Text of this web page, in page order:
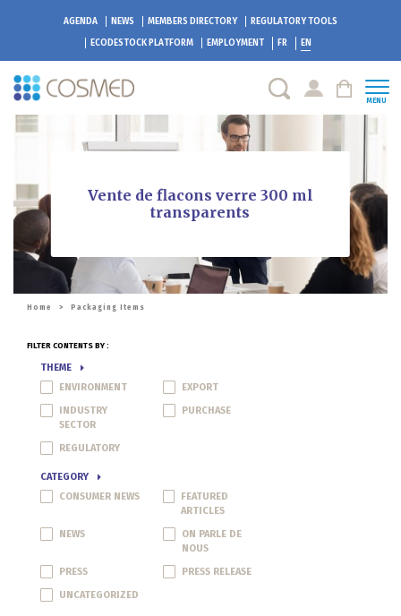
AGENDA NEWS MEMBERS DIRECTORY
REGULATORY TOOLS
ECODESTOCK PLATFORM EMPLOYMENT FR EN
MENU
Vente de flacons verre 300 ml
transparents
Home > Packaging Items
FILTER CONTENTS BY :
THEME
ENVIRONMENT
EXPORT
INDUSTRY
SECTOR
PURCHASE
REGULATORY
CATEGORY
CONSUMER NEWS
FEATURED
ARTICLES
NEWS
ON PARLE DE
NOUS
PRESS
PRESS RELEASE
UNCATEGORIZED